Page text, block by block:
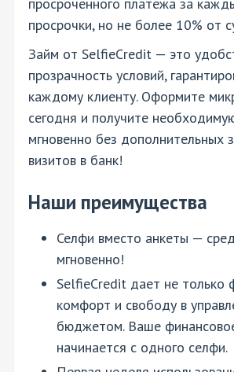
просрочки, но не более 10% от
Займ от SelfieCredit — это
прозрачность условий,
каждому клиенту. Оформите
сегодня и получите
мгновенно без дополнительных
визитов в банк!
Наши преимущества
Селфи вместо анкеты —
мгновенно!
SelfieCredit дает не только
комфорт и свободу в
бюджетом. Ваше
начинается с одного селфи.